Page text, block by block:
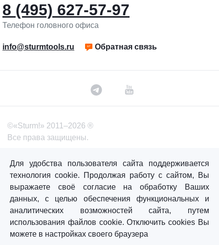
8 (495) 627-57-97
Телефон головного офиса
info@sturmtools.ru Обратная связь
©«Sturm!» 2011–2026 ®
Все права защищены.
Согласие на обработку персональных данных
Сравнение
Для удобства пользователя сайта поддерживается
технология cookie. Продолжая работу с сайтом, Вы
выражаете своё согласие на обработку Ваших
данных, с целью обеспечения функциональных и
аналитических возможностей сайта, путем
использования файлов cookie. Отключить cookies Вы
можете в настройках своего браузера